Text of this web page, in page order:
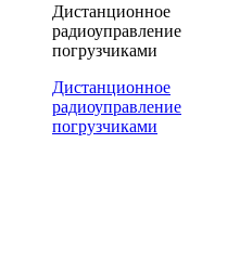
Дистанционное
радиоуправление
погрузчиками
Дистанционное
радиоуправление
погрузчиками